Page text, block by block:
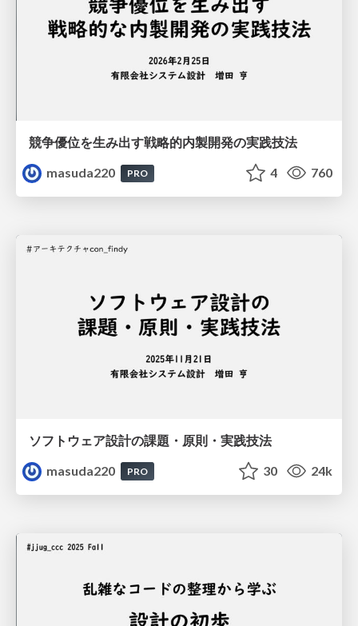
競争優位を生み出す戦略的内製開発の実践技法
masuda220
PRO 4 760
ソフトウェア設計の課題・原則・実践技法
masuda220
PRO 30 24k